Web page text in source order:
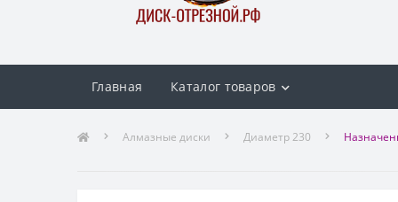
Главная Каталог товаров
Алмазные диски Диаметр 230